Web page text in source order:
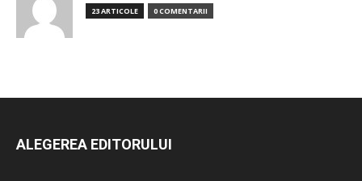
23 ARTICOLE 0 COMENTARII
ALEGEREA EDITORULUI